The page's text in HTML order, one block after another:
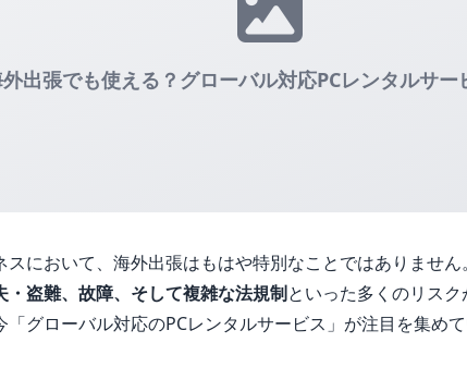
出張でも使える？グローバル対応PCレンタルサー
において、海外出張はもはや特別なことではありませ
・盗難、故障、そして複雑な法規制といった多くのリス
グローバル対応のPCレンタルサービス」が注目を集めて